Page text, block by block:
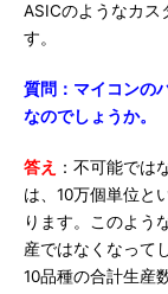
ASICのようなカス
す。
質問：マイコンの
なのでしょうか。
答え
：不可能では
は、10万個単位と
ります。このよう
産ではなくなって
10品種の合計生産